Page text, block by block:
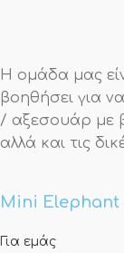
Η ομάδα μας
βοηθήσει για
/ αξεσουάρ με
αλλά και τις
Mini Elephant
Για εμάς